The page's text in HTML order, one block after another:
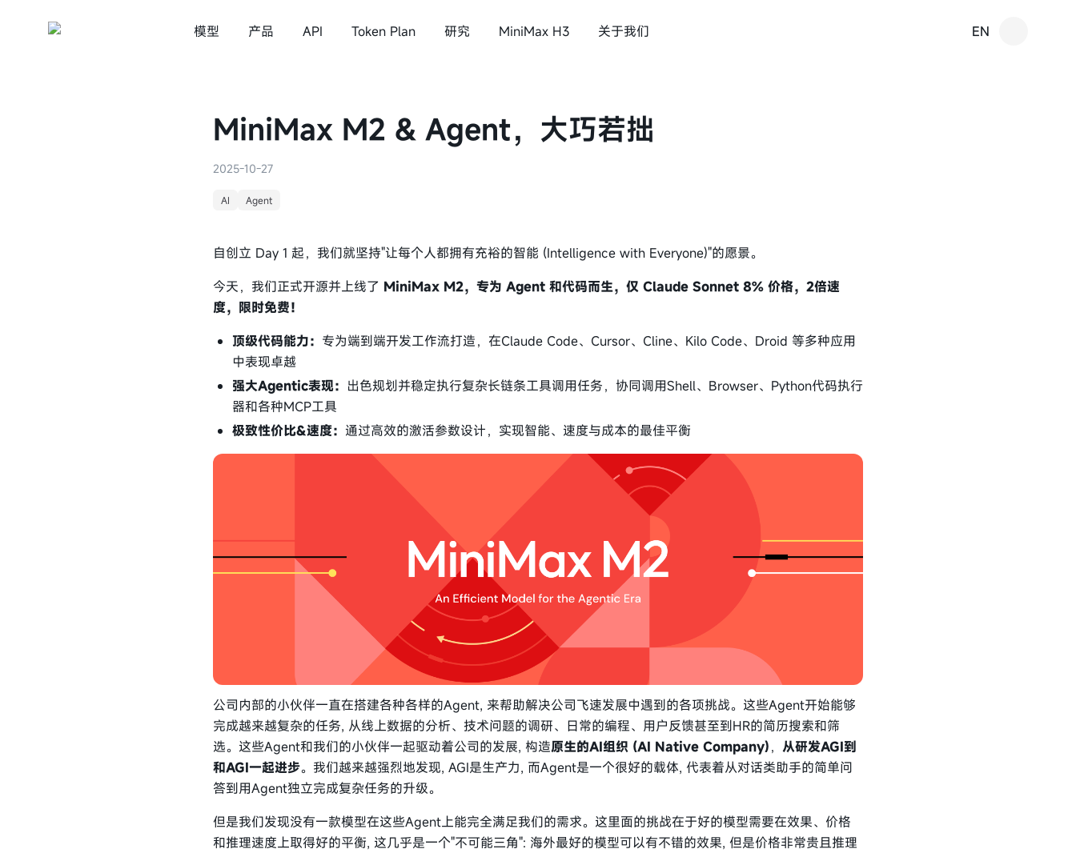
模型 产品
语音
星野
API Token Plan 研究 MiniMax H3 关于我们
与所有人共创智能
新闻
投资者关系
EN
MiniMax M2 & Agent，大巧若拙
2025-10-27
AI Agent
自创立 Day 1 起，我们就坚持"让每个人都拥有充裕的智能 (Intelligence with Everyone)"的愿景。
今天，我们正式开源并上线了 MiniMax M2，专为 Agent 和代码而生，仅 Claude Sonnet 8% 价格，2倍速
度，限时免费！
顶级代码能力： 专为端到端开发工作流打造，在Claude Code、Cursor、Cline、Kilo Code、Droid 等多种应用
中表现卓越
强大Agentic表现： 出色规划并稳定执行复杂长链条工具调用任务，协同调用Shell、Browser、Python代码执行
器和各种MCP工具
极致性价比&速度： 通过高效的激活参数设计，实现智能、速度与成本的最佳平衡
公司内部的小伙伴一直在搭建各种各样的Agent, 来帮助解决公司飞速发展中遇到的各项挑战。这些Agent开始能够
完成越来越复杂的任务, 从线上数据的分析、技术问题的调研、日常的编程、用户反馈甚至到HR的简历搜索和筛
选。这些Agent和我们的小伙伴一起驱动着公司的发展, 构造原生的AI组织 (AI Native Company)， 从研发AGI到
和AGI一起进步。我们越来越强烈地发现, AGI是生产力, 而Agent是一个很好的载体, 代表着从对话类助手的简单问
答到用Agent独立完成复杂任务的升级。
但是我们发现没有一款模型在这些Agent上能完全满足我们的需求。这里面的挑战在于好的模型需要在效果、价格
和推理速度上取得好的平衡, 这几乎是一个"不可能三角": 海外最好的模型可以有不错的效果, 但是价格非常贵且推理